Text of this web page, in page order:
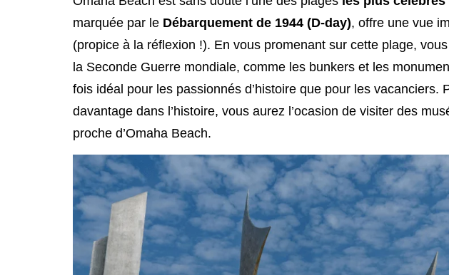
marquée par le Débarquement de 1944 (D-day), offre une vue
(propice à la réflexion !). En vous promenant sur cette plage,
la Seconde Guerre mondiale, comme les bunkers et les
fois idéal pour les passionnés d’histoire que pour les vacanciers.
davantage dans l’histoire, vous aurez l’ocasion de visiter des
proche d’Omaha Beach.